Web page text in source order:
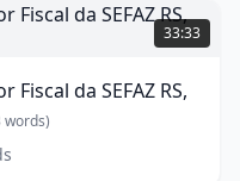
33:33
da SEFAZ RS,
words)